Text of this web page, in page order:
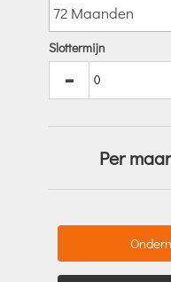
Slottermijn
-
Per